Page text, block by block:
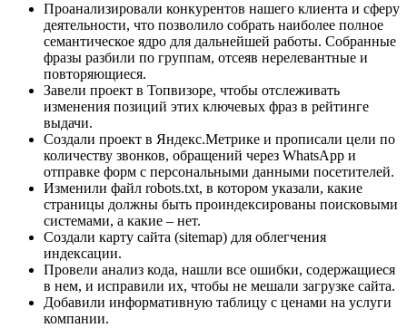
Проанализировали конкурентов нашего клиента и сферу
деятельности, что позволило собрать наиболее полное
семантическое ядро для дальнейшей работы. Собранные
фразы разбили по группам, отсеяв нерелевантные и
повторяющиеся.
Завели проект в Топвизоре, чтобы отслеживать
изменения позиций этих ключевых фраз в рейтинге
выдачи.
Создали проект в Яндекс.Метрике и прописали цели по
количеству звонков, обращений через WhatsApp и
отправке форм с персональными данными посетителей.
Изменили файл robots.txt, в котором указали, какие
страницы должны быть проиндексированы поисковыми
системами, а какие – нет.
Создали карту сайта (sitemap) для облегчения
индексации.
Провели анализ кода, нашли все ошибки, содержащиеся
в нем, и исправили их, чтобы не мешали загрузке сайта.
Добавили информативную таблицу с ценами на услуги
компании.